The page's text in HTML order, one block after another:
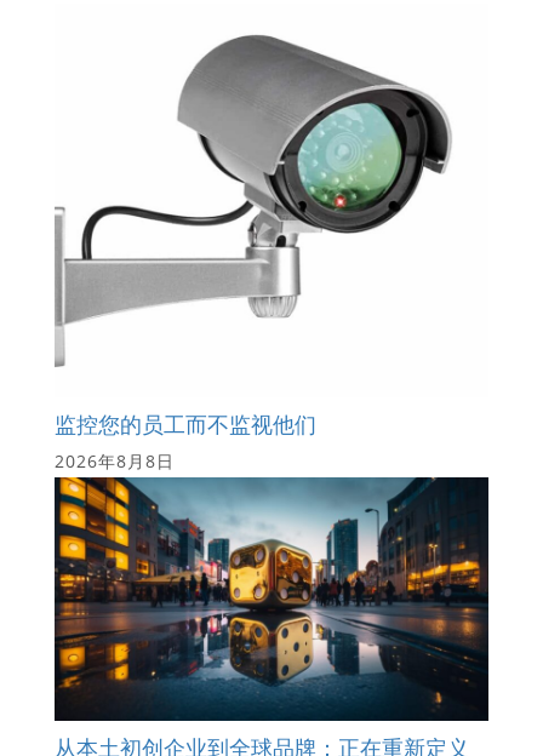
监控您的员工而不监视他们
2026年8月8日
从本土初创企业到全球品牌：正在重新定义